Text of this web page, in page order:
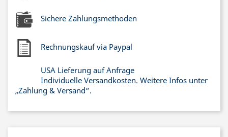
Sichere Zahlungsmethoden
Rechnungskauf via Paypal
USA Lieferung auf Anfrage
Individuelle Versandkosten. Weitere Infos unter
„Zahlung & Versand“.